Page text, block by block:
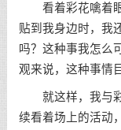
看着彩花噙着眼
贴到我身边时，我
吗？这种事我怎么
观来说，这种事情
就这样，我与彩
续看着场上的活动